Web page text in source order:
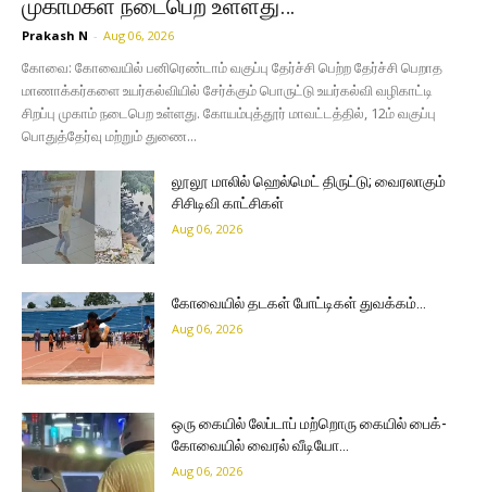
முகாம்கள் நடைபெற உள்ளது…
Prakash N - Aug 06, 2026
கோவை: கோவையில் பனிரெண்டாம் வகுப்பு தேர்ச்சி பெற்ற தேர்ச்சி பெறாத
மாணாக்கர்களை உயர்கல்வியில் சேர்க்கும் பொருட்டு உயர்கல்வி வழிகாட்டி
சிறப்பு முகாம் நடைபெற உள்ளது. கோயம்புத்தூர் மாவட்டத்தில், 12ம் வகுப்பு
பொதுத்தேர்வு மற்றும் துணை...
லூலூ மாலில் ஹெல்மெட் திருட்டு; வைரலாகும்
சிசிடிவி காட்சிகள்
Aug 06, 2026
கோவையில் தடகள் போட்டிகள் துவக்கம்…
Aug 06, 2026
ஒரு கையில் லேப்டாப் மற்றொரு கையில் பைக்-
கோவையில் வைரல் வீடியோ…
Aug 06, 2026